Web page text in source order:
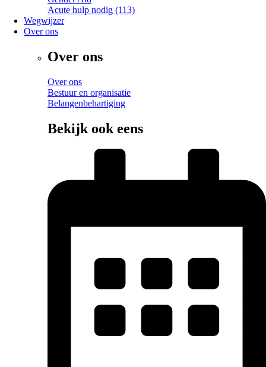
Acute hulp nodig (113)
Wegwijzer
Over ons
Over ons
Over ons
Bestuur en organisatie
Belangenbehartiging
Bekijk ook eens